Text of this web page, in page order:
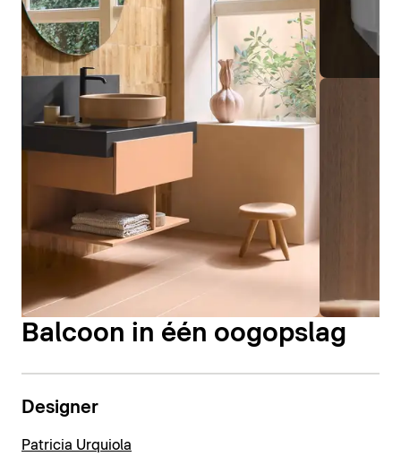
Balcoon in één oogopslag
Designer
Patricia Urquiola